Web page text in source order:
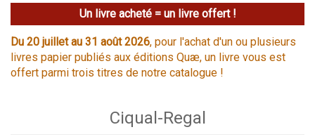
Un livre acheté = un livre offert !
Du 20 juillet au 31 août 2026, pour l'achat d'un ou plusieurs
livres papier publiés aux éditions Quæ, un livre vous est
offert parmi trois titres de notre catalogue !
Ciqual-Regal